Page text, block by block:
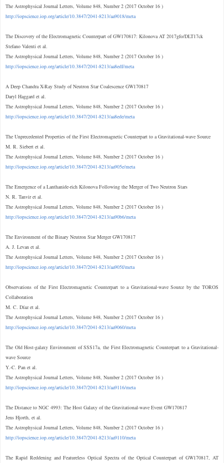
The Astrophysical Journal Letters, Volume 848, Number 2 (2017 October 16 )
http://iopscience.iop.org/article/10.3847/2041-8213/aa9018/meta
The Discovery of the Electromagnetic Counterpart of GW170817: Kilonova AT 2017gfo/DLT17ck
Stefano Valenti et al.
The Astrophysical Journal Letters, Volume 848, Number 2 (2017 October 16 )
http://iopscience.iop.org/article/10.3847/2041-8213/aa8edf/meta
A Deep Chandra X-Ray Study of Neutron Star Coalescence GW170817
Daryl Haggard et al.
The Astrophysical Journal Letters, Volume 848, Number 2 (2017 October 16 )
http://iopscience.iop.org/article/10.3847/2041-8213/aa8ede/meta
The Unprecedented Properties of the First Electromagnetic Counterpart to a Gravitational-wave Source
M. R. Siebert et al.
The Astrophysical Journal Letters, Volume 848, Number 2 (2017 October 16 )
http://iopscience.iop.org/article/10.3847/2041-8213/aa905e/meta
The Emergence of a Lanthanide-rich Kilonova Following the Merger of Two Neutron Stars
N. R. Tanvir et al.
The Astrophysical Journal Letters, Volume 848, Number 2 (2017 October 16 )
http://iopscience.iop.org/article/10.3847/2041-8213/aa90b6/meta
The Environment of the Binary Neutron Star Merger GW170817
A. J. Levan et al.
The Astrophysical Journal Letters, Volume 848, Number 2 (2017 October 16 )
http://iopscience.iop.org/article/10.3847/2041-8213/aa905f/meta
Observations of the First Electromagnetic Counterpart to a Gravitational-wave Source by the TOROS
Collaboration
M. C. Díaz et al.
The Astrophysical Journal Letters, Volume 848, Number 2 (2017 October 16 )
http://iopscience.iop.org/article/10.3847/2041-8213/aa9060/meta
The Old Host-galaxy Environment of SSS17a, the First Electromagnetic Counterpart to a Gravitational-
wave Source
Y.-C. Pan et al.
The Astrophysical Journal Letters, Volume 848, Number 2 (2017 October 16 )
http://iopscience.iop.org/article/10.3847/2041-8213/aa9116/meta
The Distance to NGC 4993: The Host Galaxy of the Gravitational-wave Event GW170817
Jens Hjorth, et al.
The Astrophysical Journal Letters, Volume 848, Number 2 (2017 October 16 )
http://iopscience.iop.org/article/10.3847/2041-8213/aa9110/meta
The Rapid Reddening and Featureless Optical Spectra of the Optical Counterpart of GW170817, AT